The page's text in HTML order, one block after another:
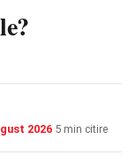
2026 5 min citire